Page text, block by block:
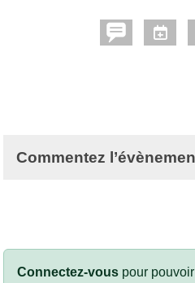
Commentez
Connectez-vous pour